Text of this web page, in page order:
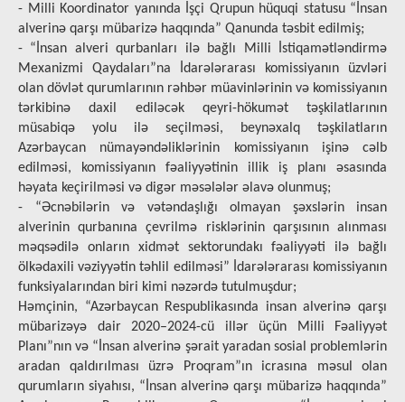
- Milli Koordinator yanında İşçi Qrupun hüquqi statusu “İnsan
alverinə qarşı mübarizə haqqında” Qanunda təsbit edilmiş;
- “İnsan alveri qurbanları ilə bağlı Milli İstiqamətləndirmə
Mexanizmi Qaydaları”na İdarələrarası komissiyanın üzvləri
olan dövlət qurumlarının rəhbər müavinlərinin və komissiyanın
tərkibinə daxil ediləcək qeyri-hökumət təşkilatlarının
müsabiqə yolu ilə seçilməsi, beynəxalq təşkilatların
Azərbaycan nümayəndəliklərinin komissiyanın işinə cəlb
edilməsi, komissiyanın fəaliyyətinin illik iş planı əsasında
həyata keçirilməsi və digər məsələlər əlavə olunmuş;
- “Əcnəbilərin və vətəndaşlığı olmayan şəxslərin insan
alverinin qurbanına çevrilmə risklərinin qarşısının alınması
məqsədilə onların xidmət sektorundakı fəaliyyəti ilə bağlı
ölkədaxili vəziyyətin təhlil edilməsi” İdarələrarası komissiyanın
funksiyalarından biri kimi nəzərdə tutulmuşdur;
Həmçinin, “Azərbaycan Respublikasında insan alverinə qarşı
mübarizəyə dair 2020–2024-cü illər üçün Milli Fəaliyyət
Planı”nın və “İnsan alverinə şərait yaradan sosial problemlərin
aradan qaldırılması üzrə Proqram”ın icrasına məsul olan
qurumların siyahısı, “İnsan alverinə qarşı mübarizə haqqında”